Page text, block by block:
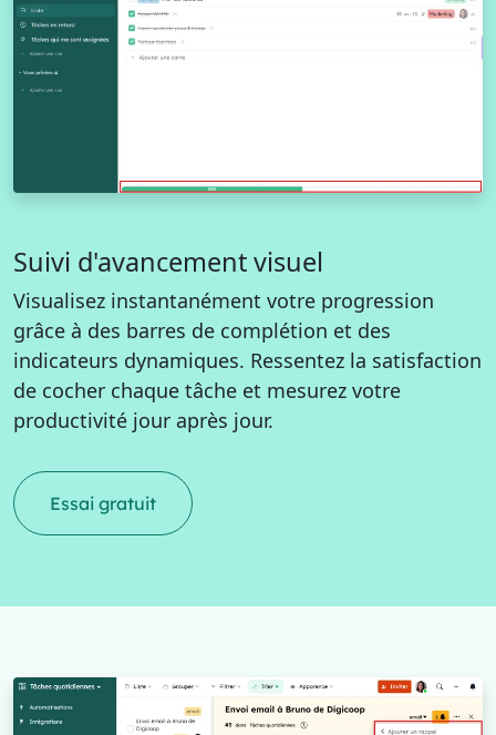
Suivi d'avancement visuel
Visualisez instantanément votre progression
grâce à des barres de complétion et des
indicateurs dynamiques. Ressentez la satisfaction
de cocher chaque tâche et mesurez votre
productivité jour après jour.
Essai gratuit